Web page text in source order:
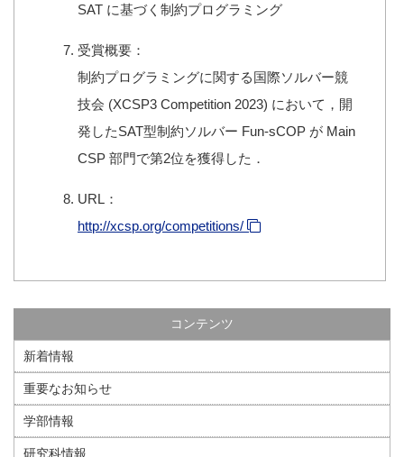
SAT に基づく制約プログラミング
受賞概要：
制約プログラミングに関する国際ソルバー競
技会 (XCSP3 Competition 2023) において，開
発したSAT型制約ソルバー Fun-sCOP が Main
CSP 部門で第2位を獲得した．
URL：
http://xcsp.org/competitions/
コンテンツ
新着情報
重要なお知らせ
学部情報
研究科情報